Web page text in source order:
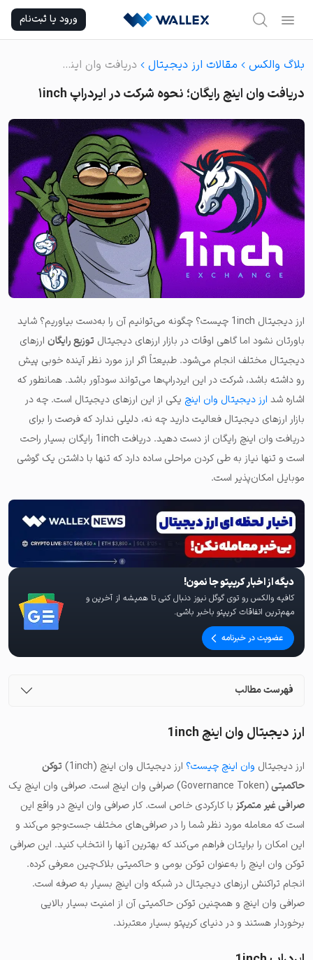
content
ورود یا ثبت‌نام
بلاگ والکس مقالات ارز دیجیتال دریافت وان اینچ رایگان؛ نحوه شرکت در ایردراپ 1inch
دریافت وان اینچ رایگان؛ نحوه شرکت در ایردراپ 1inch
ارز دیجیتال 1inch چیست؟ چگونه می‌توانیم آن را به‌دست بیاوریم؟ شاید
باورتان نشود اما گاهی اوقات در بازار ارزهای دیجیتال توزیع رایگان ارزهای
دیجیتال مختلف انجام می‌شود. طبیعتاً اگر ارز مورد نظر آینده خوبی پیش
رو داشته باشد، شرکت در این ایردراپ‌ها می‌تواند سودآور باشد. همانطور که
اشاره شد ارز دیجیتال وان اینچ یکی از این ارزهای دیجیتال است. چه در
بازار ارزهای دیجیتال فعالیت دارید چه نه، دلیلی ندارد که فرصت را برای
دریافت وان اینچ رایگان از دست دهید. دریافت 1inch رایگان بسیار راحت
است و تنها نیاز به طی کردن مراحلی ساده دارد که تنها با داشتن یک گوشی
موبایل امکان‌پذیر است.
دیگه از اخبار کریپتو جا نمون!
کافیه والکس رو توی گوگل نیوز دنبال کنی تا همیشه از آخرین و
مهم‌ترین اتفاقات کریپتو باخبر باشی.
عضویت در خبرنامه
فهرست مطالب
ارز دیجیتال وان اینچ 1inch
ارز دیجیتال وان اینچ چیست؟ ارز دیجیتال وان اینچ (1inch)
توکن
حاکمیتی(Governance Token) صرافی وان اینچ است. صرافی وان اینچ یک
صرافی غیر متمرکز با کارکردی خاص است. کار صرافی وان اینچ در واقع این
است که معامله مورد نظر شما را در صرافی‌های مختلف جست‌وجو می‌کند و
این امکان را برایتان فراهم می‌کند که بهترین آنها را انتخاب کنید. این صرافی
توکن وان اینچ را به‌عنوان توکن بومی و حاکمیتی بلاک‌چین معرفی کرده.
انجام تراکنش ارزهای دیجیتال در شبکه وان اینچ بسیار به صرفه است.
صرافی وان اینچ و همچنین توکن حاکمیتی آن از امنیت بسیار بالایی
برخوردار هستند و در دنیای کریپتو بسیار معتبرند.